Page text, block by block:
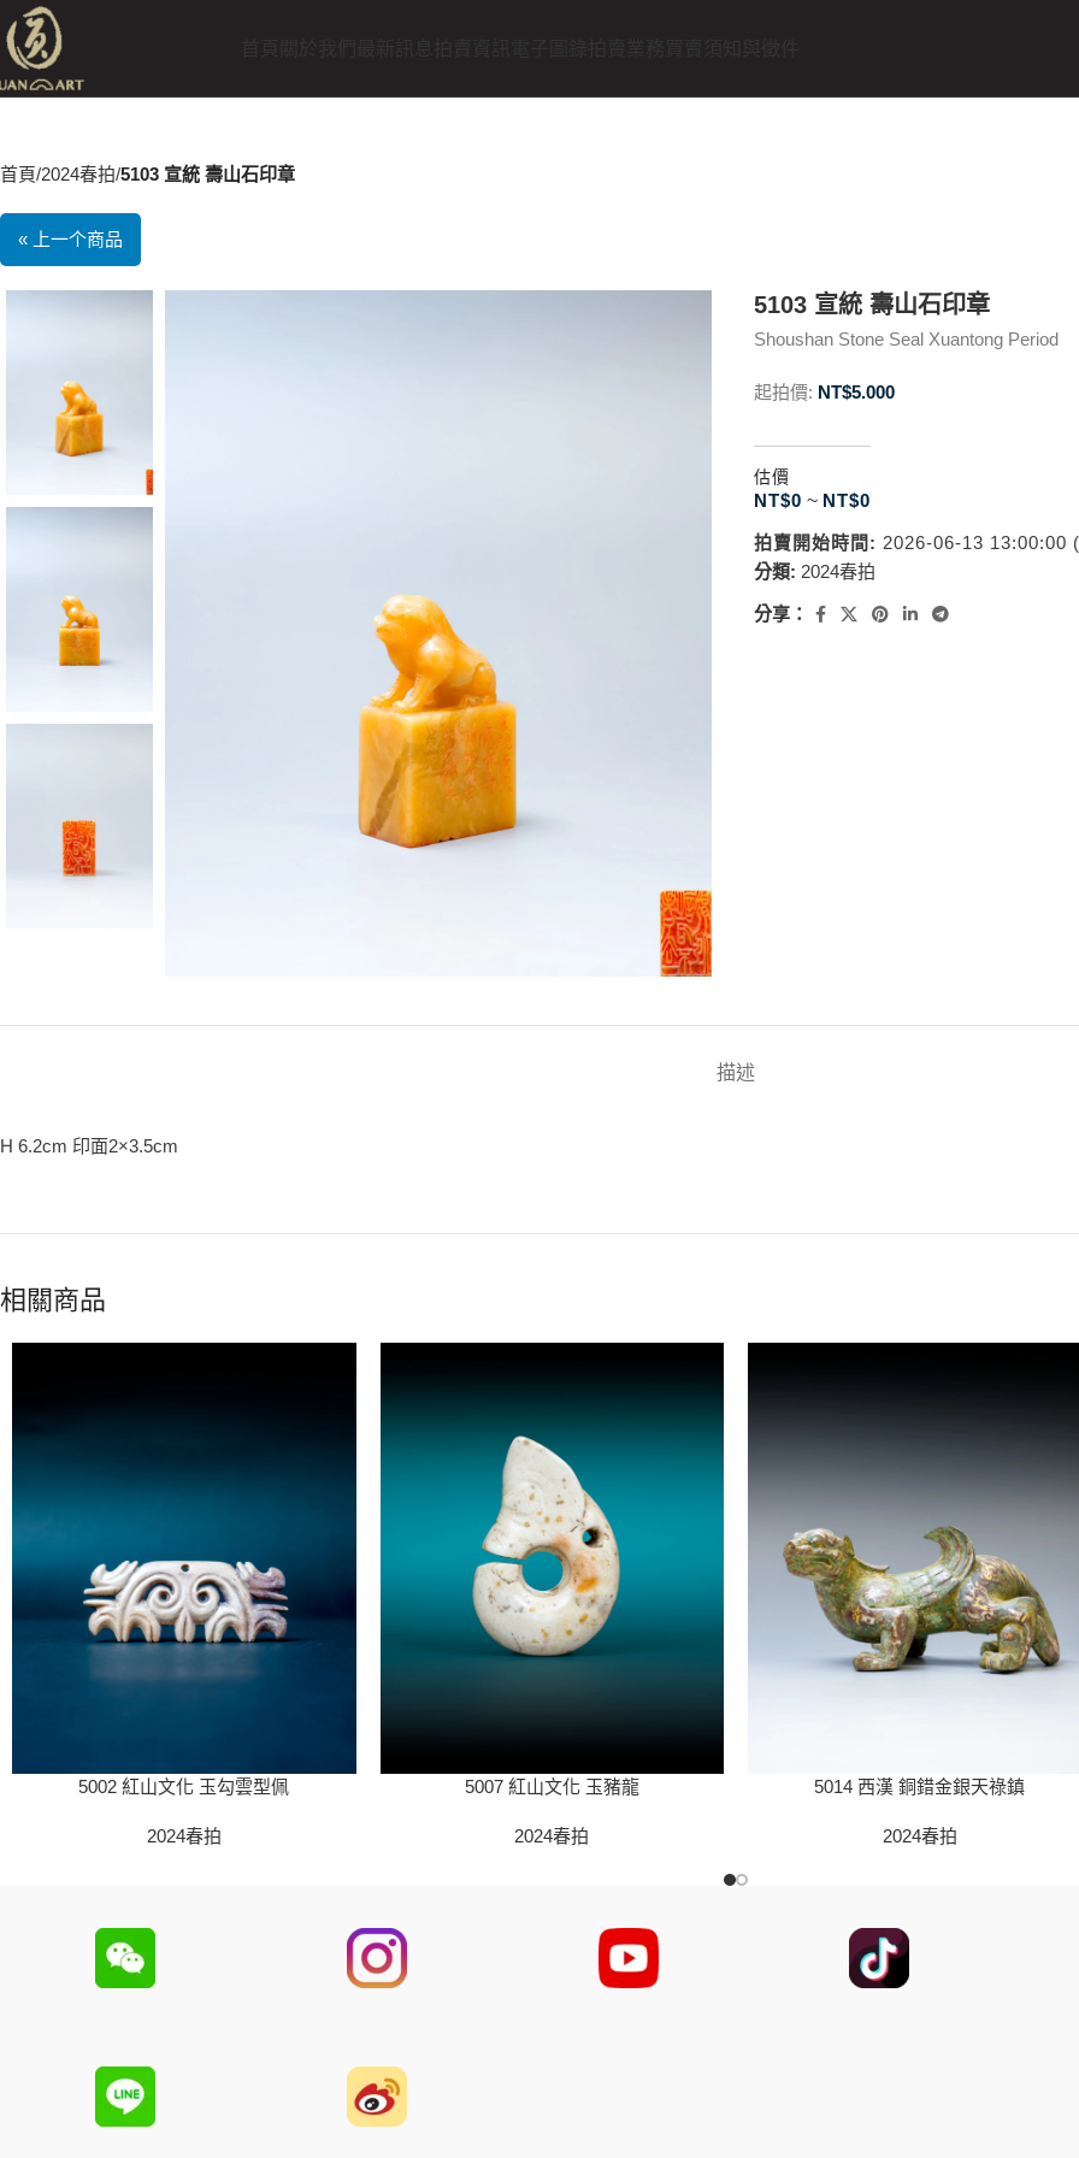
首頁 2024春拍 5103 宣統 壽山石印章
« 上一个商品
5103 宣統 壽山石印章
Shoushan Stone Seal Xuantong Period
起拍價: NT$5.000
估價
NT$0 ~ NT$0
拍賣開始時間: 2026-06-13 13:00:00
分類: 2024春拍
分享：
描述
H 6.2cm 印面2×3.5cm
相關商品
5002 紅山文化 玉勾雲型佩
2024春拍
5007 紅山文化 玉豬龍
2024春拍
5014 西漢 銅錯金銀天祿鎮
2024春拍